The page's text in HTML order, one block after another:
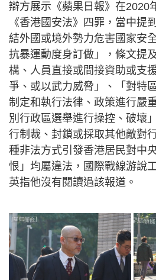
辯方展示《蘋果日報》在2020
《香港國安法》四罪，當中提
結外國或境外勢力危害國家安
抗暴運動度身訂做」，條文提
構、人員直接或間接資助或支
爭、或以武力威脅」、「對特
制定和執行法律、政策進行嚴
別行政區選舉進行操控、破壞
行制裁、封鎖或採取其他敵對
種非法方式引發香港居民對中
恨」均屬違法，國際戰線游說
英指他沒有閱讀過該報道。